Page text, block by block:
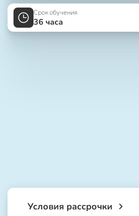
Срок обучения
36 часа
Условия рассрочки